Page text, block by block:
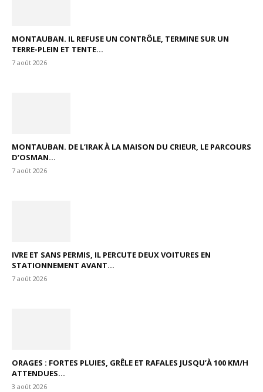
MONTAUBAN. IL REFUSE UN CONTRÔLE, TERMINE SUR UN
TERRE-PLEIN ET TENTE...
7 août 2026
MONTAUBAN. DE L’IRAK À LA MAISON DU CRIEUR, LE PARCOURS
D’OSMAN...
7 août 2026
IVRE ET SANS PERMIS, IL PERCUTE DEUX VOITURES EN
STATIONNEMENT AVANT...
7 août 2026
ORAGES : FORTES PLUIES, GRÊLE ET RAFALES JUSQU’À 100 KM/H
ATTENDUES...
3 août 2026